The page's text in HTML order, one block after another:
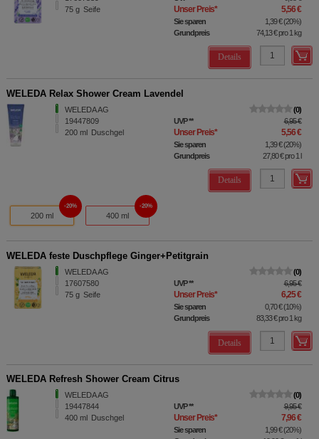
75 g Seife Unser Preis* 5,56 €
Sie sparen 1,39 €(20%)
Grundpreis
74,13 €pro 1 kg
Details
WELEDA Relax Shower Cream Lavendel
WELEDA AG
19447809
200 ml Duschgel
0
UVP** 6,95 €
Unser Preis* 5,56 €
Sie sparen 1,39 €(20%)
Grundpreis
27,80 €pro 1 l
Details
200 ml
20%
400 ml
20%
WELEDA feste Duschpflege Ginger+Petitgrain
WELEDA AG
17607580
75 g Seife
0
UVP** 6,95 €
Unser Preis* 6,25 €
Sie sparen 0,70 €(10%)
Grundpreis
83,33 €pro 1 kg
Details
WELEDA Refresh Shower Cream Citrus
WELEDA AG
19447844
400 ml Duschgel
0
UVP** 9,95 €
Unser Preis* 7,96 €
Sie sparen 1,99 €(20%)